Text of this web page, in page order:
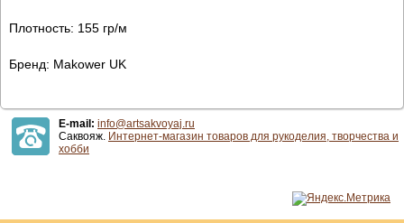
Плотность: 155 гр/м
Бренд: Makower UK
E-mail: info@artsakvoyaj.ru
Саквояж. Интернет-магазин товаров для рукоделия, творчества и
хобби